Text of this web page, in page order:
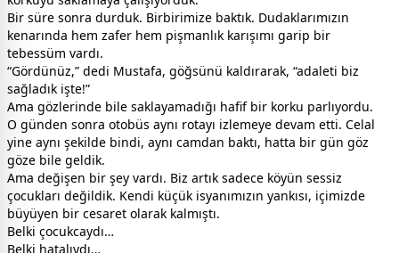
Bir süre sonra durduk. Birbirimize baktık. Dudaklarımızın
kenarında hem zafer hem pişmanlık karışımı garip bir
tebessüm vardı.
“Gördünüz,” dedi Mustafa, göğsünü kaldırarak, “adaleti biz
sağladık işte!”
Ama gözlerinde bile saklayamadığı hafif bir korku parlıyordu.
O günden sonra otobüs aynı rotayı izlemeye devam etti. Celal
yine aynı şekilde bindi, aynı camdan baktı, hatta bir gün göz
göze bile geldik.
Ama değişen bir şey vardı. Biz artık sadece köyün sessiz
çocukları değildik. Kendi küçük isyanımızın yankısı, içimizde
büyüyen bir cesaret olarak kalmıştı.
Belki çocukcaydı…
Belki hatalıydı…